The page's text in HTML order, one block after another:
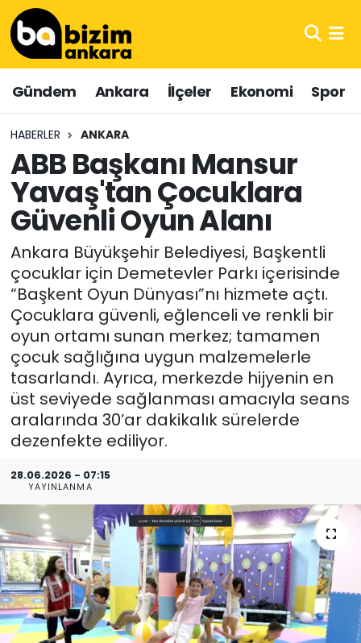
Gündem Ankara İlçeler Ekonomi Spor
HABERLER ANKARA
ABB Başkanı Mansur
Yavaş'tan Çocuklara
Güvenli Oyun Alanı
Ankara Büyükşehir Belediyesi, Başkentli
çocuklar için Demetevler Parkı içerisinde
“Başkent Oyun Dünyası”nı hizmete açtı.
Çocuklara güvenli, eğlenceli ve renkli bir
oyun ortamı sunan merkez; tamamen
çocuk sağlığına uygun malzemelerle
tasarlandı. Ayrıca, merkezde hijyenin en
üst seviyede sağlanması amacıyla seans
aralarında 30’ar dakikalık sürelerde
dezenfekte ediliyor.
28.06.2026 - 07:15
YAYINLANMA
Hava Durumu
Trafik Durumu
Süper Lig Puan Durumu ve Fikstür
Tüm Manşetler
Son Dakika Haberleri
Haber Arşivi